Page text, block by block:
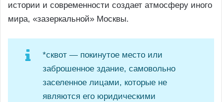
истории и современности создает атмосферу иного
мира, «зазеркальной» Москвы.
*сквот — покинутое место или
заброшенное здание, самовольно
заселенное лицами, которые не
являются его юридическими